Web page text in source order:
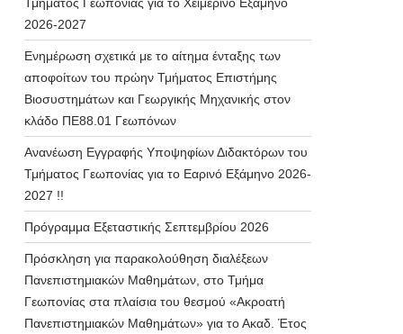
2026-2027
Ενημέρωση σχετικά με το αίτημα ένταξης των
αποφοίτων του πρώην Τμήματος Επιστήμης
Βιοσυστημάτων και Γεωργικής Μηχανικής στον
κλάδο ΠΕ88.01 Γεωπόνων
Ανανέωση Εγγραφής Υποψηφίων Διδακτόρων του
Τμήματος Γεωπονίας για το Εαρινό Εξάμηνο 2026-
2027 !!
Πρόγραμμα Εξεταστικής Σεπτεμβρίου 2026
Πρόσκληση για παρακολούθηση διαλέξεων
Πανεπιστημιακών Μαθημάτων, στο Τμήμα
Γεωπονίας στα πλαίσια του θεσμού «Ακροατή
Πανεπιστημιακών Μαθημάτων» για το Ακαδ. Έτος